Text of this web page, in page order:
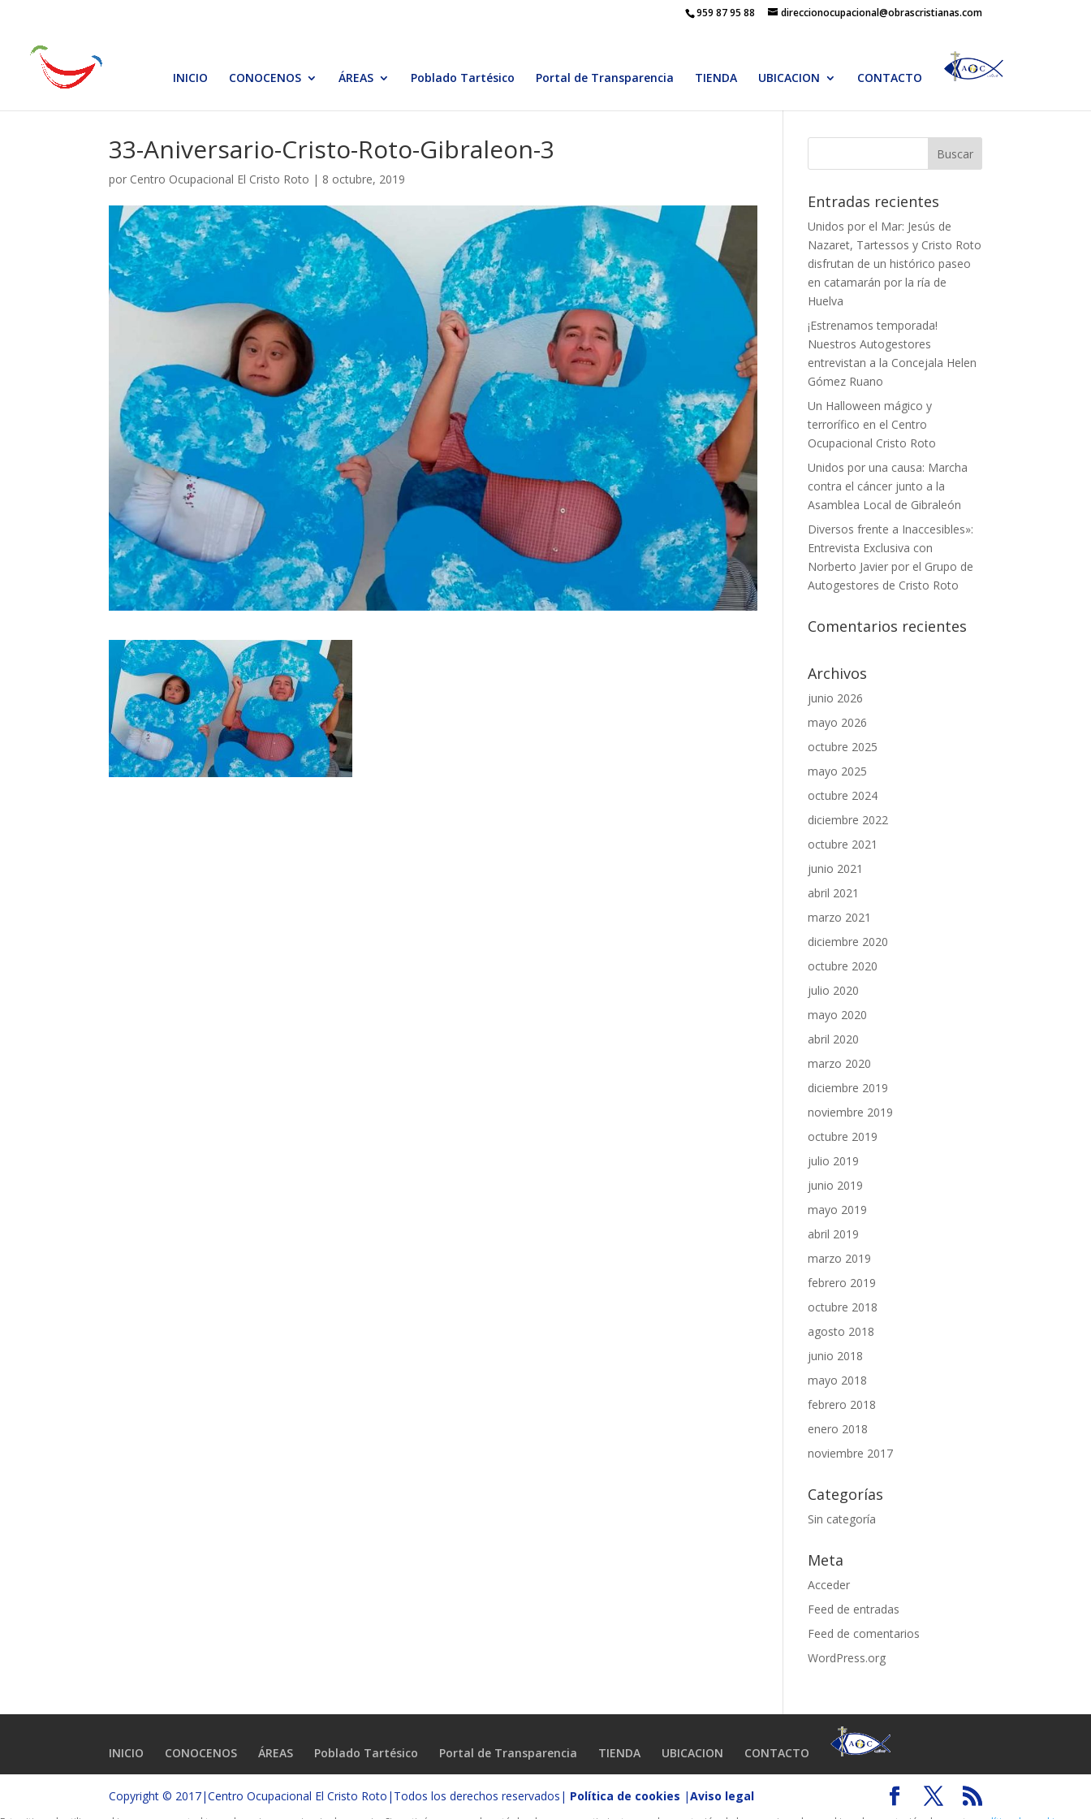
959 87 95 88 direccionocupacional@obrascristianas.com
INICIO CONOCENOS ÁREAS Poblado Tartésico Portal de Transparencia TIENDA UBICACION CONTACTO
33-Aniversario-Cristo-Roto-Gibraleon-3
por Centro Ocupacional El Cristo Roto | 8 octubre, 2019
Entradas recientes
Unidos por el Mar: Jesús de
Nazaret, Tartessos y Cristo Roto
disfrutan de un histórico paseo
en catamarán por la ría de
Huelva
¡Estrenamos temporada!
Nuestros Autogestores
entrevistan a la Concejala Helen
Gómez Ruano
Un Halloween mágico y
terrorífico en el Centro
Ocupacional Cristo Roto
Unidos por una causa: Marcha
contra el cáncer junto a la
Asamblea Local de Gibraleón
Diversos frente a Inaccesibles»:
Entrevista Exclusiva con
Norberto Javier por el Grupo de
Autogestores de Cristo Roto
Comentarios recientes
Archivos
junio 2026
mayo 2026
octubre 2025
mayo 2025
octubre 2024
diciembre 2022
octubre 2021
junio 2021
abril 2021
marzo 2021
diciembre 2020
octubre 2020
julio 2020
mayo 2020
abril 2020
marzo 2020
diciembre 2019
noviembre 2019
octubre 2019
julio 2019
junio 2019
mayo 2019
abril 2019
marzo 2019
febrero 2019
octubre 2018
agosto 2018
junio 2018
mayo 2018
febrero 2018
enero 2018
noviembre 2017
Categorías
Sin categoría
Meta
Acceder
Feed de entradas
Feed de comentarios
WordPress.org
INICIO CONOCENOS ÁREAS Poblado Tartésico Portal de Transparencia TIENDA UBICACION CONTACTO
Copyright © 2017|Centro Ocupacional El Cristo Roto|Todos los derechos reservados| Política de cookies |Aviso legal